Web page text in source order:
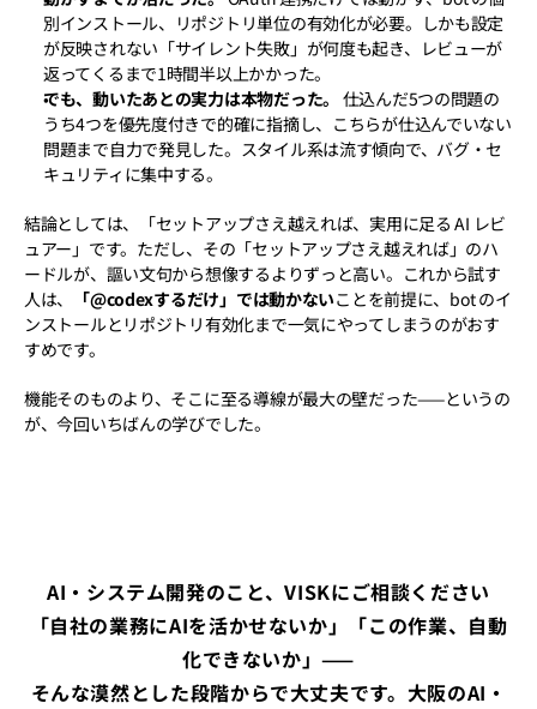
別インストール、リポジトリ単位の有効化が必要。しかも設定
が反映されない「サイレント失敗」が何度も起き、レビューが
返ってくるまで1時間半以上かかった。
でも、動いたあとの実力は本物だった。 仕込んだ5つの問題の
うち4つを優先度付きで的確に指摘し、こちらが仕込んでいない
問題まで自力で発見した。スタイル系は流す傾向で、バグ・セ
キュリティに集中する。
結論としては、「セットアップさえ越えれば、実用に足る AI レビ
ュアー」です。ただし、その「セットアップさえ越えれば」のハ
ードルが、謳い文句から想像するよりずっと高い。これから試す
人は、
「@codexするだけ」では動かないことを前提に、bot のイ
ンストールとリポジトリ有効化まで一気にやってしまうのがおす
すめです。
機能そのものより、そこに至る導線が最大の壁だった——というの
が、今回いちばんの学びでした。
AI・システム開発のこと、VISKにご相談ください
「自社の業務にAIを活かせないか」「この作業、自動
化できないか」——
そんな漠然とした段階からで大丈夫です。大阪のAI・